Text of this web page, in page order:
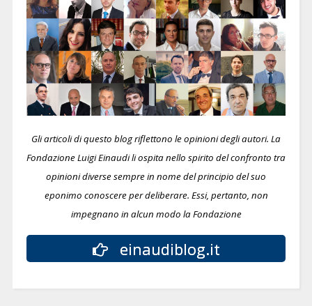
Gli articoli di questo blog riflettono le opinioni degli autori. La
Fondazione Luigi Einaudi li ospita nello spirito del confronto tra
opinioni diverse sempre in nome del principio del suo
eponimo conoscere per deliberare. Essi, pertanto, non
impegnano in alcun modo la Fondazione
einaudiblog.it